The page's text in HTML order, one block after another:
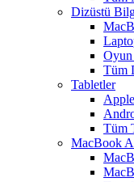
Dizüstü
Oyun
Tüm
Tabletler
Tüm
MacBook